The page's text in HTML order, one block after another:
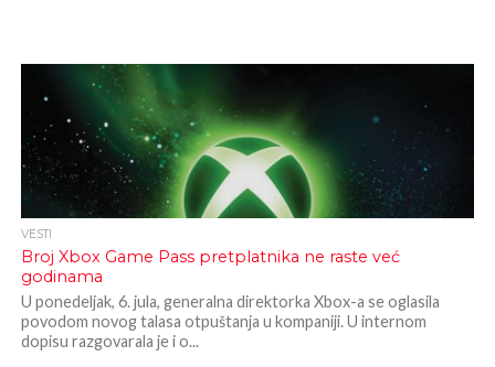
VESTI
Broj Xbox Game Pass pretplatnika ne raste već
godinama
U ponedeljak, 6. jula, generalna direktorka Xbox-a se oglasila
povodom novog talasa otpuštanja u kompaniji. U internom
dopisu razgovarala je i o...